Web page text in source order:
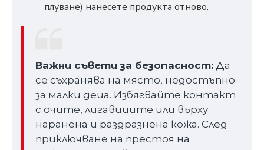
плуване) нанесете продукта отново.
Важни съвети за безопасност: Да
се съхранява на място, недостъпно
за малки деца. Избягвайте контакт
с очите, лигавиците или върху
наранена и раздразнена кожа. След
приключване на престоя на